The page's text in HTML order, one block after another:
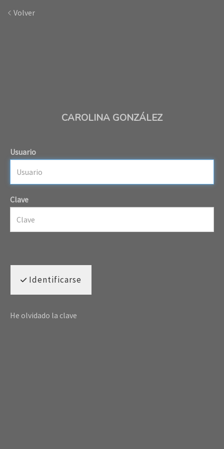
Volver
CAROLINA GONZÁLEZ
Usuario
Clave
Identificarse
He olvidado la clave